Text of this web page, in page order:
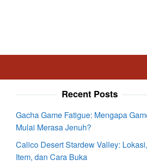
Recent Posts
Gacha Game Fatigue: Mengapa
Mulai Merasa Jenuh?
Calico Desert Stardew Valley: Lokasi,
Item, dan Cara Buka